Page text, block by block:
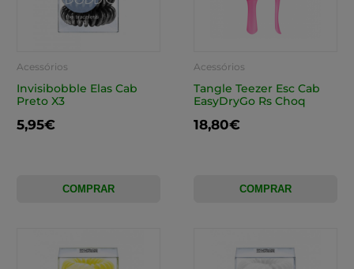
Acessórios
Invisibobble Elas Cab
Preto X3
5,95€
COMPRAR
Acessórios
Tangle Teezer Esc Cab
EasyDryGo Rs Choq
18,80€
COMPRAR